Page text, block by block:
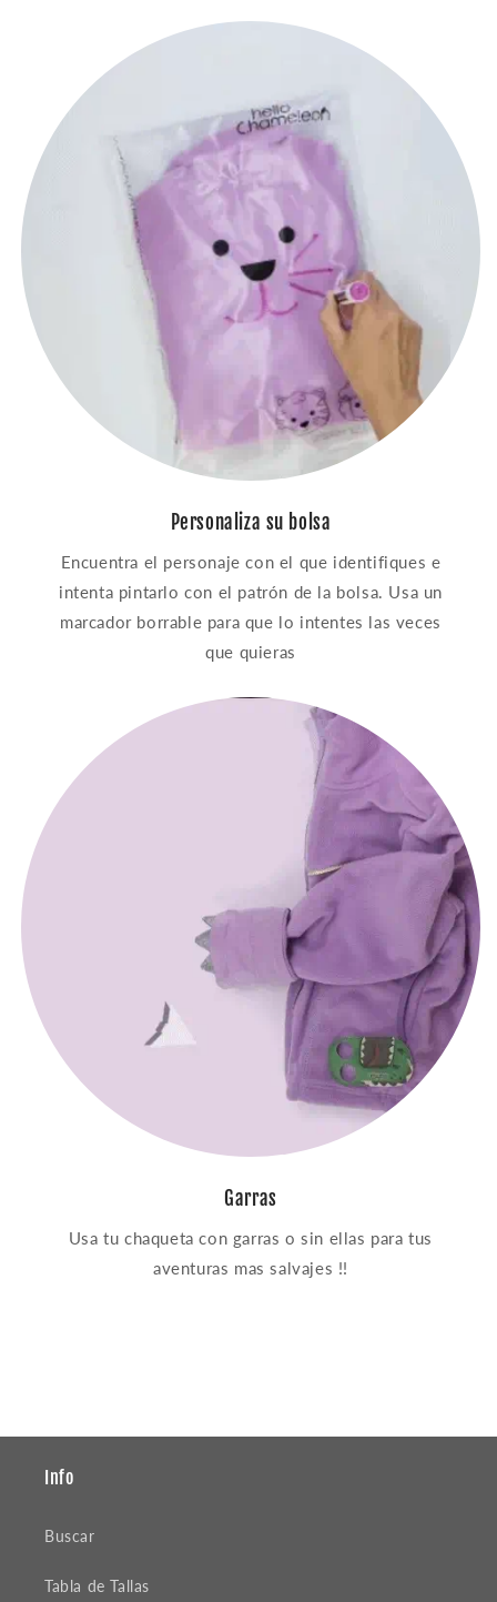
Personaliza su bolsa
Encuentra el personaje con el que identifiques e
intenta pintarlo con el patrón de la bolsa. Usa un
marcador borrable para que lo intentes las veces
que quieras
Garras
Usa tu chaqueta con garras o sin ellas para tus
aventuras mas salvajes !!
Info
Buscar
Tabla de Tallas